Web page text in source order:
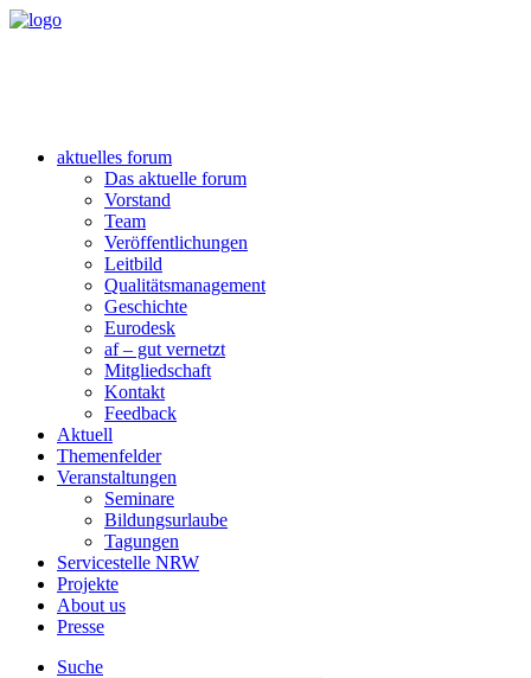
aktuelles forum
Das aktuelle forum
Vorstand
Team
Veröffentlichungen
Leitbild
Qualitätsmanagement
Geschichte
Eurodesk
af – gut vernetzt
Mitgliedschaft
Kontakt
Feedback
Aktuell
Themenfelder
Veranstaltungen
Seminare
Bildungsurlaube
Tagungen
Servicestelle NRW
Projekte
About us
Presse
Suche